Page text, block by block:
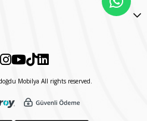
Mobilya All rights reserved.